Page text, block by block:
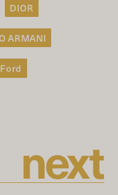
DIOR
ARMANI
next